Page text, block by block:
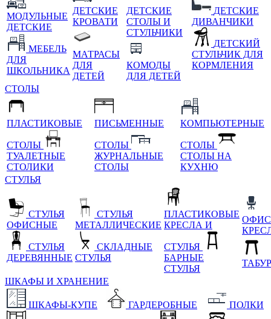
МОДУЛЬНЫЕ
ДЕТСКИЕ
МЕБЕЛЬ
ДЛЯ
ШКОЛЬНИКА
ДЕТСКИЕ
КРОВАТИ
МАТРАСЫ
ДЛЯ
ДЕТЕЙ
ДЕТСКИЕ
СТОЛЫ И
СТУЛЬЧИКИ
КОМОДЫ
ДЛЯ ДЕТЕЙ
ДЕТСКИЕ
ДИВАНЧИКИ
ДЕТСКИЙ
СТУЛЬЧИК ДЛЯ
КОРМЛЕНИЯ
СТОЛЫ
ПЛАСТИКОВЫЕ
СТОЛЫ
ТУАЛЕТНЫЕ
СТОЛИКИ
ПИСЬМЕННЫЕ
СТОЛЫ
ЖУРНАЛЬНЫЕ
СТОЛЫ
КОМПЬЮТЕРНЫЕ
СТОЛЫ
СТОЛЫ НА
КУХНЮ
СТУЛЬЯ
СТУЛЬЯ
ОФИСНЫЕ
СТУЛЬЯ
ДЕРЕВЯННЫЕ
СТУЛЬЯ
МЕТАЛЛИЧЕСКИЕ
СКЛАДНЫЕ
СТУЛЬЯ
ПЛАСТИКОВЫЕ
КРЕСЛА И
СТУЛЬЯ
БАРНЫЕ
СТУЛЬЯ
ШКАФЫ И ХРАНЕНИЕ
ШКАФЫ-КУПЕ ГАРДЕРОБНЫЕ ПОЛКИ